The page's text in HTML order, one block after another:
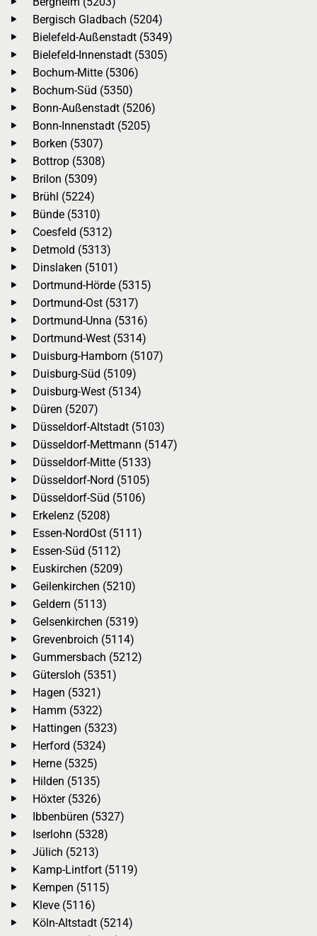
Bergisch Gladbach (5204)
Bielefeld-Außenstadt (5349)
Bielefeld-Innenstadt (5305)
Bochum-Mitte (5306)
Bochum-Süd (5350)
Bonn-Außenstadt (5206)
Bonn-Innenstadt (5205)
Borken (5307)
Bottrop (5308)
Brilon (5309)
Brühl (5224)
Bünde (5310)
Coesfeld (5312)
Detmold (5313)
Dinslaken (5101)
Dortmund-Hörde (5315)
Dortmund-Ost (5317)
Dortmund-Unna (5316)
Dortmund-West (5314)
Duisburg-Hamborn (5107)
Duisburg-Süd (5109)
Duisburg-West (5134)
Düren (5207)
Düsseldorf-Altstadt (5103)
Düsseldorf-Mettmann (5147)
Düsseldorf-Mitte (5133)
Düsseldorf-Nord (5105)
Düsseldorf-Süd (5106)
Erkelenz (5208)
Essen-NordOst (5111)
Essen-Süd (5112)
Euskirchen (5209)
Geilenkirchen (5210)
Geldern (5113)
Gelsenkirchen (5319)
Grevenbroich (5114)
Gummersbach (5212)
Gütersloh (5351)
Hagen (5321)
Hamm (5322)
Hattingen (5323)
Herford (5324)
Herne (5325)
Hilden (5135)
Höxter (5326)
Ibbenbüren (5327)
Iserlohn (5328)
Jülich (5213)
Kamp-Lintfort (5119)
Kempen (5115)
Kleve (5116)
Köln-Altstadt (5214)